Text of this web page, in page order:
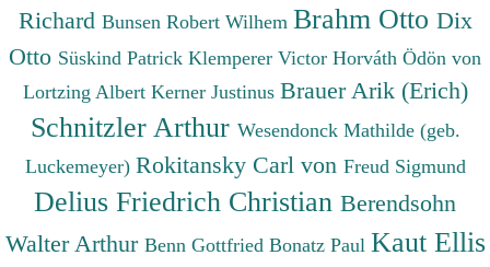
Richard Bunsen Robert Wilhem Brahm Otto Dix
Otto Süskind Patrick Klemperer Victor Horváth Ödön von
Lortzing Albert Kerner Justinus Brauer Arik (Erich)
Schnitzler Arthur Wesendonck Mathilde (geb.
Luckemeyer) Rokitansky Carl von Freud Sigmund
Delius Friedrich Christian Berendsohn
Walter Arthur Benn Gottfried Bonatz Paul Kaut Ellis